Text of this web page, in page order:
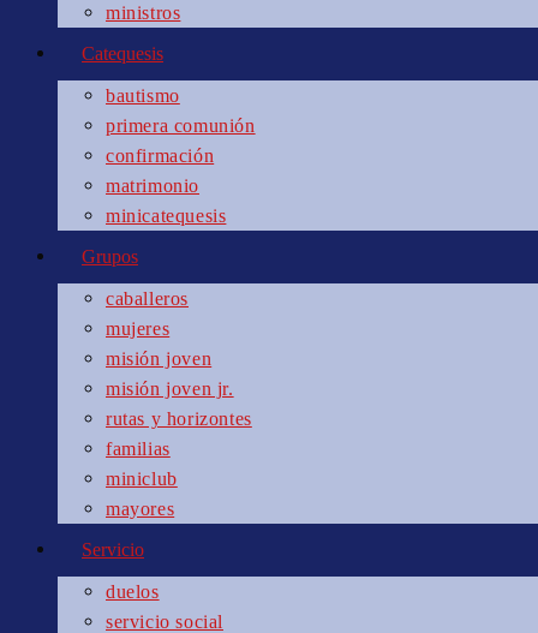
ministros
Catequesis
bautismo
primera comunión
confirmación
matrimonio
minicatequesis
Grupos
caballeros
mujeres
misión joven
misión joven jr.
rutas y horizontes
familias
miniclub
mayores
Servicio
duelos
servicio social